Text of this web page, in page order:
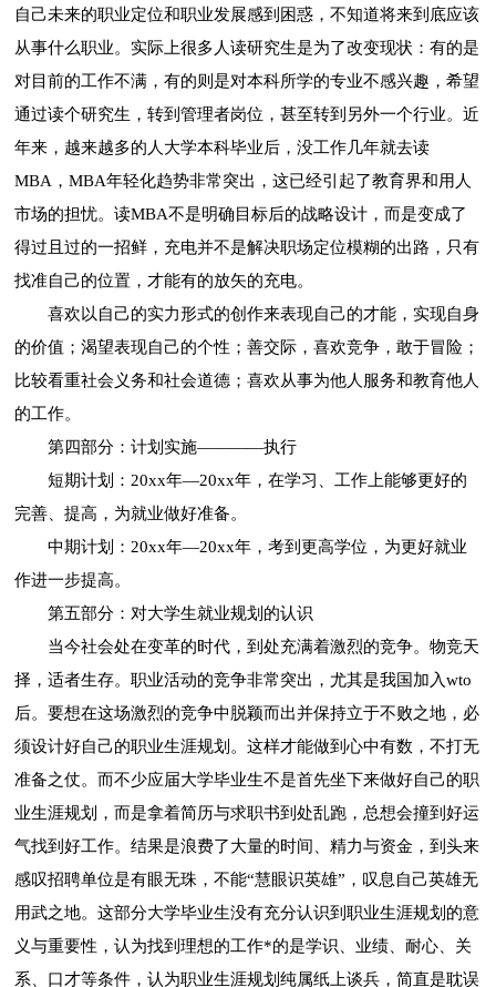
自己未来的职业定位和职业发展感到困惑，不知道将来到底应该
从事什么职业。实际上很多人读研究生是为了改变现状：有的是
对目前的工作不满，有的则是对本科所学的专业不感兴趣，希望
通过读个研究生，转到管理者岗位，甚至转到另外一个行业。近
年来，越来越多的人大学本科毕业后，没工作几年就去读
MBA，MBA年轻化趋势非常突出，这已经引起了教育界和用人
市场的担忧。读MBA不是明确目标后的战略设计，而是变成了
得过且过的一招鲜，充电并不是解决职场定位模糊的出路，只有
找准自己的位置，才能有的放矢的充电。
喜欢以自己的实力形式的创作来表现自己的才能，实现自身
的价值；渴望表现自己的个性；善交际，喜欢竞争，敢于冒险；
比较看重社会义务和社会道德；喜欢从事为他人服务和教育他人
的工作。
第四部分：计划实施————执行
短期计划：20xx年—20xx年，在学习、工作上能够更好的
完善、提高，为就业做好准备。
中期计划：20xx年—20xx年，考到更高学位，为更好就业
作进一步提高。
第五部分：对大学生就业规划的认识
当今社会处在变革的时代，到处充满着激烈的竞争。物竞天
择，适者生存。职业活动的竞争非常突出，尤其是我国加入wto
后。要想在这场激烈的竞争中脱颖而出并保持立于不败之地，必
须设计好自己的职业生涯规划。这样才能做到心中有数，不打无
准备之仗。而不少应届大学毕业生不是首先坐下来做好自己的职
业生涯规划，而是拿着简历与求职书到处乱跑，总想会撞到好运
气找到好工作。结果是浪费了大量的时间、精力与资金，到头来
感叹招聘单位是有眼无珠，不能“慧眼识英雄”，叹息自己英雄无
用武之地。这部分大学毕业生没有充分认识到职业生涯规划的意
义与重要性，认为找到理想的工作*的是学识、业绩、耐心、关
系、口才等条件，认为职业生涯规划纯属纸上谈兵，简直是耽误